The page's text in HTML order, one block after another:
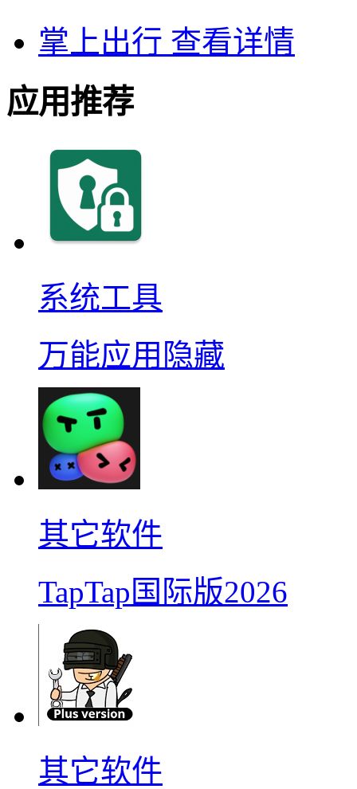
掌上出行 查看详情
应用推荐
系统工具
万能应用隐藏
其它软件
TapTap国际版2026
其它软件